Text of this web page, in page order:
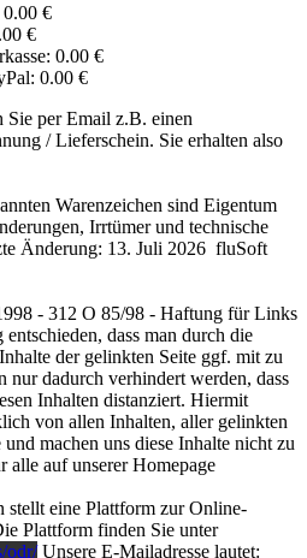
0.00 €
€
0.00 €
0.00 €
Sie per Email z.B. einen
/ Lieferschein. Sie erhalten also
Warenzeichen sind Eigentum
Irrtümer und technische
Änderung: 13. Juli 2026 fluSoft
- 312 O 85/98 - Haftung für Links
dass man durch die
der gelinkten Seite ggf. mit zu
nur dadurch verhindert werden, dass
Inhalten distanziert. Hiermit
von allen Inhalten, aller gelinkten
machen uns diese Inhalte nicht zu
auf unserer Homepage
stellt eine Plattform zur Online-
Plattform finden Sie unter
odr/Unsere E-Mailadresse lautet: